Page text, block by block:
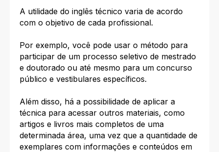
A utilidade do inglês técnico varia de acordo
com o objetivo de cada profissional.
Por exemplo, você pode usar o método para
participar de um processo seletivo de mestrado
e doutorado ou até mesmo para um concurso
público e vestibulares específicos.
Além disso, há a possibilidade de aplicar a
técnica para acessar outros materiais, como
artigos e livros mais completos de uma
determinada área, uma vez que a quantidade de
exemplares com informações e conteúdos em